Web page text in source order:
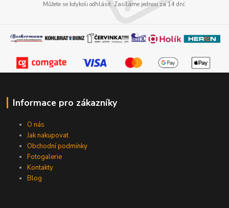
Můžete se kdykoli odhlásit. Zasíláme jednou za 14 dní.
Informace pro zákazníky
O nás
Jak nakupovat
Obchodní podmínky
Fotogalerie
Kontakty
Blog